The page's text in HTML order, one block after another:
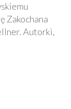
Zakochana
Autorki,